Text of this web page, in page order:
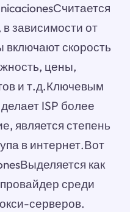
зависимости от
скорость
цены,
и т.д.Ключевым
ISP более
является степень
в интернет.Вот
как
среди
серверов.